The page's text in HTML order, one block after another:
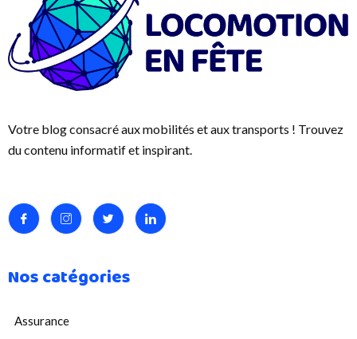
Votre blog consacré aux mobilités et aux transports ! Trouvez
du contenu informatif et inspirant.
Nos catégories
Assurance